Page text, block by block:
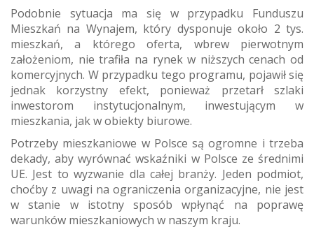
Podobnie sytuacja ma się w przypadku Funduszu
Mieszkań na Wynajem, który dysponuje około 2 tys.
mieszkań, a którego oferta, wbrew pierwotnym
założeniom, nie trafiła na rynek w niższych cenach od
komercyjnych. W przypadku tego programu, pojawił się
jednak korzystny efekt, ponieważ przetarł szlaki
inwestorom instytucjonalnym, inwestującym w
mieszkania, jak w obiekty biurowe.
Potrzeby mieszkaniowe w Polsce są ogromne i trzeba
dekady, aby wyrównać wskaźniki w Polsce ze średnimi
UE. Jest to wyzwanie dla całej branży. Jeden podmiot,
choćby z uwagi na ograniczenia organizacyjne, nie jest
w stanie w istotny sposób wpłynąć na poprawę
warunków mieszkaniowych w naszym kraju.